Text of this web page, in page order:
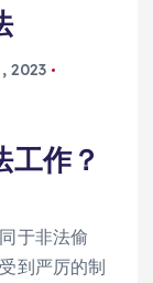
2023
工作？
于非法偷
到严厉的制